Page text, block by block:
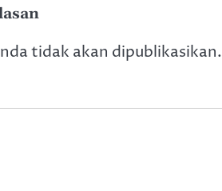
tidak akan dipublikasikan.